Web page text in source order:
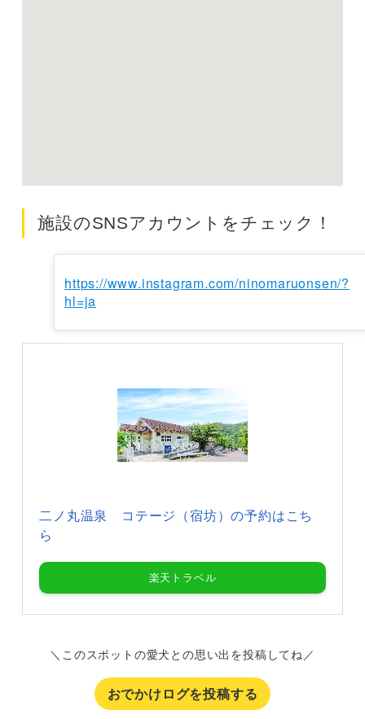
施設のSNSアカウントをチェック！
https://www.instagram.com/ninomaruonsen/?
hl=ja
二ノ丸温泉 コテージ（宿坊）の予約はこち
ら
楽天トラベル
＼このスポットの愛犬との思い出を投稿してね／
おでかけログを投稿する